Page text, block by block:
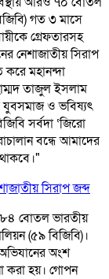
গত ৩ মাসে
গ্রেফতারসহ
নেশাজাতীয় সিরাপ
মহানন্দা
তাজুল ইসলাম
যুবসমাজ ও ভবিষ্যৎ
সর্বদা ‘জিরো
বন্ধে আমাদের
সিরাপ জব্দ
৮৪ বোতল ভারতীয়
(৫৯ বিজিবি)।
অংশ
করা হয়। গোপন